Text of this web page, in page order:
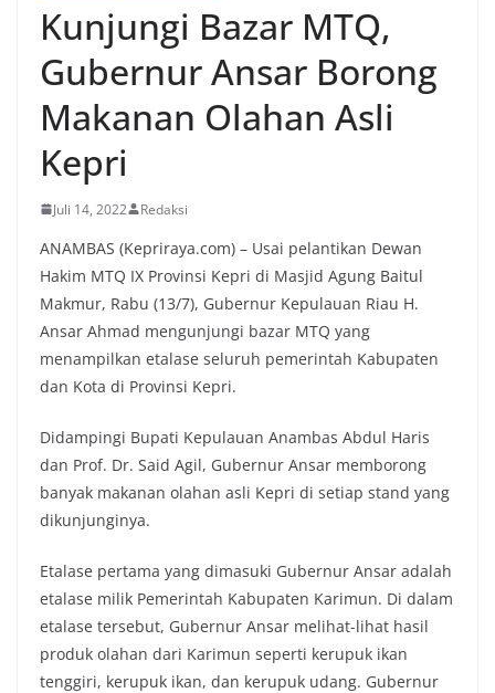
Kunjungi Bazar MTQ,
Gubernur Ansar Borong
Makanan Olahan Asli
Kepri
Juli 14, 2022 Redaksi
ANAMBAS (Kepriraya.com) – Usai pelantikan Dewan
Hakim MTQ IX Provinsi Kepri di Masjid Agung Baitul
Makmur, Rabu (13/7), Gubernur Kepulauan Riau H.
Ansar Ahmad mengunjungi bazar MTQ yang
menampilkan etalase seluruh pemerintah Kabupaten
dan Kota di Provinsi Kepri.
Didampingi Bupati Kepulauan Anambas Abdul Haris
dan Prof. Dr. Said Agil, Gubernur Ansar memborong
banyak makanan olahan asli Kepri di setiap stand yang
dikunjunginya.
Etalase pertama yang dimasuki Gubernur Ansar adalah
etalase milik Pemerintah Kabupaten Karimun. Di dalam
etalase tersebut, Gubernur Ansar melihat-lihat hasil
produk olahan dari Karimun seperti kerupuk ikan
tenggiri, kerupuk ikan, dan kerupuk udang. Gubernur